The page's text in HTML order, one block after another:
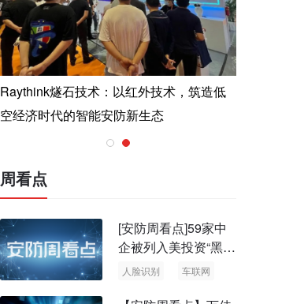
Raythink燧石技术：以红外技术，筑造低
空经济时代的智能安防新生态
周看点
[安防周看点]59家中
企被列入美投资“黑名
单” 中国信通院启动
人脸识别 车联网